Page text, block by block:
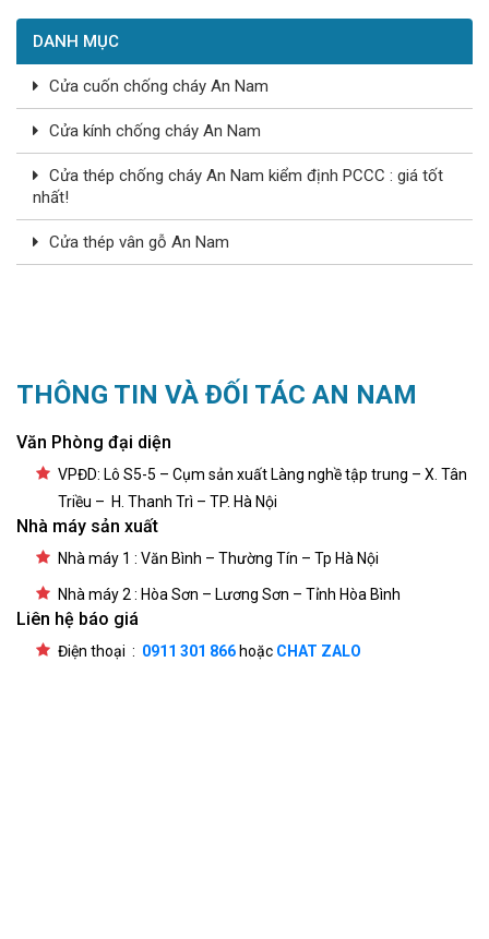
DANH MỤC
Cửa cuốn chống cháy An Nam
Cửa kính chống cháy An Nam
Cửa thép chống cháy An Nam kiểm định PCCC : giá tốt
nhất!
Cửa thép vân gỗ An Nam
THÔNG TIN VÀ ĐỐI TÁC AN NAM
Văn Phòng đại diện
VPĐD: Lô S5-5 – Cụm sản xuất Làng nghề tập trung – X. Tân
Triều – H. Thanh Trì – TP. Hà Nội
Nhà máy sản xuất
Nhà máy 1 : Văn Bình – Thường Tín – Tp Hà Nội
Nhà máy 2 : Hòa Sơn – Lương Sơn – Tỉnh Hòa Bình
Liên hệ báo giá
Điện thoại : 0911 301 866 hoặc CHAT ZALO